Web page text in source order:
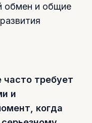
обмен и общие
требует
и
когда